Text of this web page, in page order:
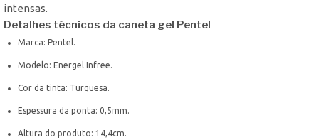
intensas.
Detalhes técnicos da caneta gel Pentel
Marca: Pentel.
Modelo: Energel Infree.
Cor da tinta: Turquesa.
Espessura da ponta: 0,5mm.
Altura do produto: 14,4cm.